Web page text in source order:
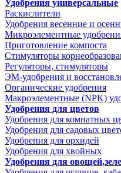
Удобрения универсальные
Раскислители
Удобрения весенние и
Микроэлементные
Приготовление компоста
Стимуляторы
Регуляторы, стимуляторы
ЭМ-удобрения и
Органические удобрения
Макроэлементные (NPK)
Удобрения для цветов
Удобрения для комнатных
Удобрения для садовых
Удобрения для орхидей
Удобрения для хвойных
Удобрения для